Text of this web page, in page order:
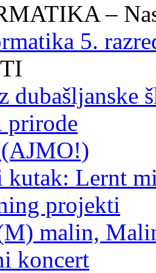
–
5.
dubašljanske
prirode
kutak: Lernt
projekti
malin,
koncert